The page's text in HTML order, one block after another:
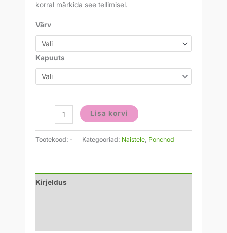
korral märkida see tellimisel.
Värv
Kapuuts
Lisa korvi
Tootekood: - Kategooriad: Naistele Ponchod
Kirjeldus